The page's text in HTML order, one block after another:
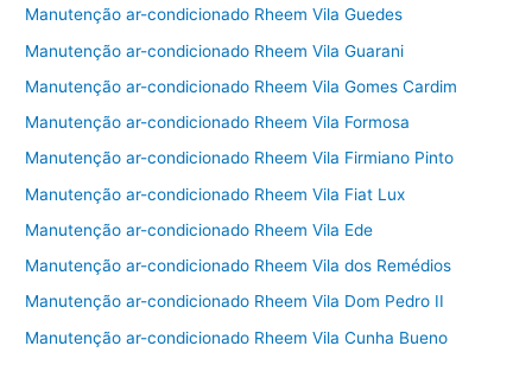
Manutenção ar-condicionado Rheem Vila Guedes
Manutenção ar-condicionado Rheem Vila Guarani
Manutenção ar-condicionado Rheem Vila Gomes Cardim
Manutenção ar-condicionado Rheem Vila Formosa
Manutenção ar-condicionado Rheem Vila Firmiano Pinto
Manutenção ar-condicionado Rheem Vila Fiat Lux
Manutenção ar-condicionado Rheem Vila Ede
Manutenção ar-condicionado Rheem Vila dos Remédios
Manutenção ar-condicionado Rheem Vila Dom Pedro II
Manutenção ar-condicionado Rheem Vila Cunha Bueno